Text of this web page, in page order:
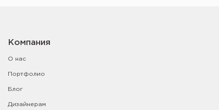
Компания
О нас
Портфолио
Блог
Дизайнерам